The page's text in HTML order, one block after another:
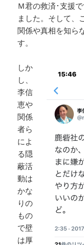
Ｍ君の救済･支援
ました。そして、
関係や真相を知ら
す。
しか
し、
李信
恵や
関係
者ら
によ
る隠
蔽活
動は
かな
りの
もの
で壁
は厚